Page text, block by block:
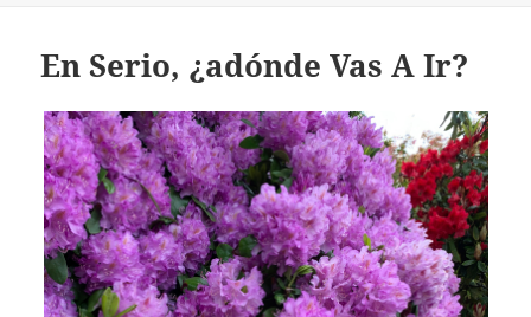
En Serio, ¿adónde Vas A Ir?